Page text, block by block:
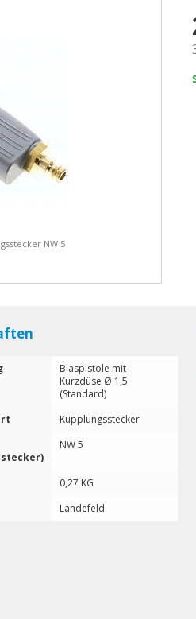
NW 5
Blaspistole mit
Kurzdüse Ø 1,5
(Standard)
Kupplungsstecker
NW 5
0,27 KG
Landefeld